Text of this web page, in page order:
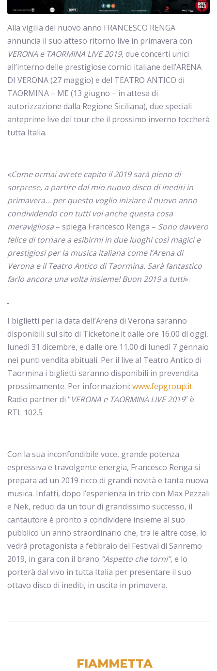
Alla vigilia del nuovo anno FRANCESCO RENGA
annuncia il suo atteso ritorno live in primavera con
VERONA e TAORMINA LIVE 2019,due concerti unici
all’interno delle prestigiose cornici italiane dell’ARENA
DI VERONA(27 maggio) e del TEATRO ANTICO di
TAORMINA – ME (13 giugno – in attesa di
autorizzazione dalla Regione Siciliana), due speciali
anteprime live del tour che il prossimo inverno toccherà
tutta Italia.
«Come ormai avrete capito il 2019 sarà pieno di
sorprese, a partire dal mio nuovo disco di inediti in
primavera… per questo voglio iniziare il nuovo anno
condividendo con tutti voi anche questa cosa
meravigliosa – spiega Francesco Renga – Sono davvero
felice di tornare a esibirmi in due luoghi così magici e
prestigiosi per la musica italiana come l’Arena di
Verona e il Teatro Antico di Taormina. Sarà fantastico
farlo ancora una volta insieme! Buon 2019 a tutti».
I biglietti per la data dell’Arena di Verona saranno
disponibili sul sito di Ticketone.it dalle ore 16.00 di oggi,
lunedì 31 dicembre, e dalle ore 11.00 di lunedì 7 gennaio
nei punti vendita abituali. Per il live al Teatro Antico di
Taormina i biglietti saranno disponibili in prevendita
prossimamente. Per informazioni: www.fepgroup.it.
Radio partner di “VERONA e TAORMINA LIVE 2019” è
RTL 102.5
Con la sua inconfondibile voce, grande potenza
espressiva e travolgente energia, Francesco Renga si
prepara ad un 2019 ricco di grandi novità e tanta nuova
musica. Infatti, dopo l’esperienza in trio con Max Pezzali
e Nek, reduci da un tour di grandissimo successo, il
cantautore è pronto a condividere insieme al suo
pubblico un anno straordinario che, tra le altre cose, lo
vedrà protagonista a febbraio del Festival di Sanremo
2019, in gara con il brano “Aspetto che torni”, e lo
porterà dal vivo in tutta Italia per presentare il suo
ottavo disco di inediti, in uscita in primavera.
FIAMMETTA